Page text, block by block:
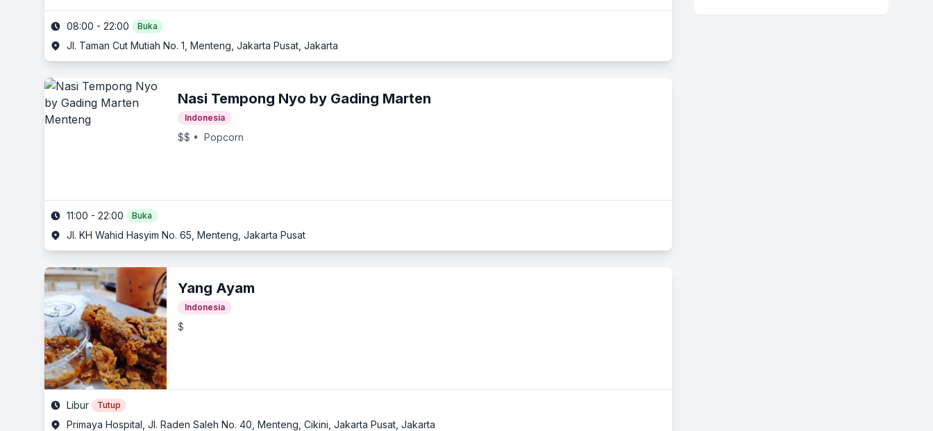
08:00 - 22:00 Buka
Jl. Taman Cut Mutiah No. 1, Menteng, Jakarta Pusat, Jakarta
Nasi Tempong Nyo by Gading Marten
Indonesia
$$ • Popcorn
11:00 - 22:00 Buka
Jl. KH Wahid Hasyim No. 65, Menteng, Jakarta Pusat
Yang Ayam
Indonesia
$
Libur Tutup
Primaya Hospital, Jl. Raden Saleh No. 40, Menteng, Cikini, Jakarta Pusat, Jakarta